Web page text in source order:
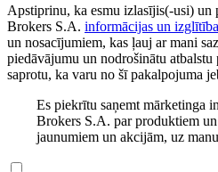
Apstiprinu, ka esmu izlasījis(-usi)
Brokers S.A. informācijas un
un nosacījumiem, kas ļauj ar mani
piedāvājumu un nodrošinātu
saprotu, ka varu no šī pakalpojuma
Es piekrītu saņemt
Brokers S.A. par produktiem
jaunumiem un akcijām, uz